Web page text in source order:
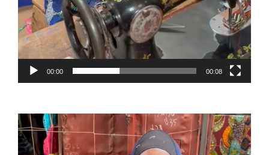
00:00 00:08
Reproductor
de
vídeo